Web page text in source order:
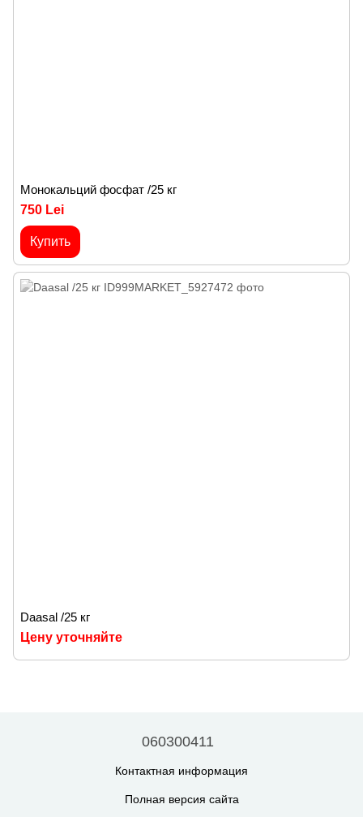
Монокальций фосфат /25 кг
750 Lei
Купить
Daasal /25 кг
Цену уточняйте
060300411
Контактная информация
Полная версия сайта